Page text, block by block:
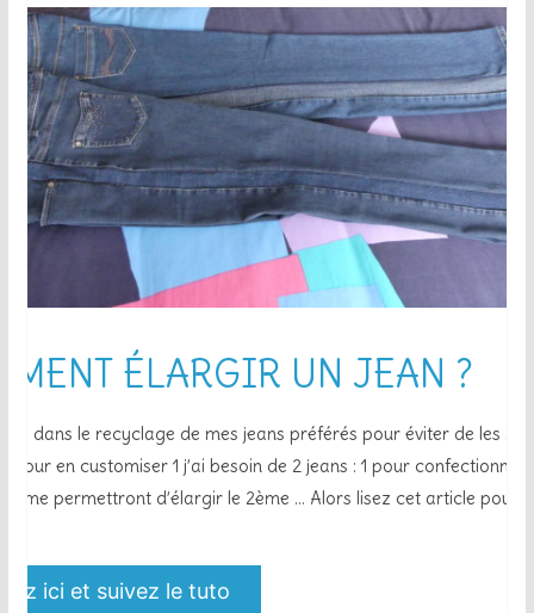
ÉLARGIR UN JEAN ?
dans le recyclage de mes jeans préférés pour éviter de les
Pour en customiser 1 j’ai besoin de 2 jeans : 1 pour confectionner
me permettront d’élargir le 2ème … Alors lisez cet article pour
ici et suivez le tuto